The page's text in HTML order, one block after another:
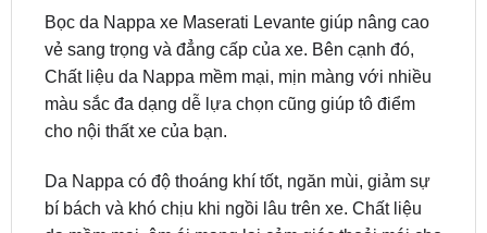
Bọc da Nappa xe Maserati Levante giúp nâng cao
vẻ sang trọng và đẳng cấp của xe. Bên cạnh đó,
Chất liệu da Nappa mềm mại, mịn màng với nhiều
màu sắc đa dạng dễ lựa chọn cũng giúp tô điểm
cho nội thất xe của bạn.
Da Nappa có độ thoáng khí tốt, ngăn mùi, giảm sự
bí bách và khó chịu khi ngồi lâu trên xe. Chất liệu